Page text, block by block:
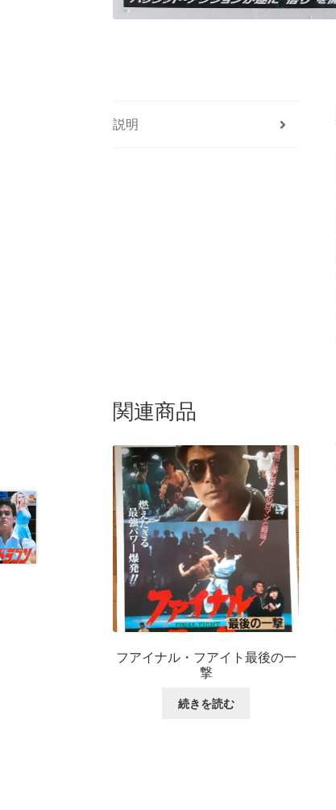
説明
関連商品
フアイナル・フアイト最後の一
撃
続きを読む